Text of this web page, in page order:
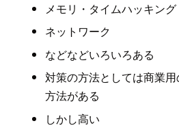
メモリ・タイムハッキング
ネットワーク
などなどいろいろある
対策の方法としては商業
方法がある
しかし高い